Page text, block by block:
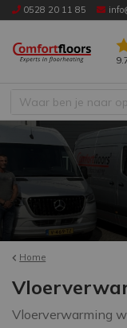
0528 20 11 85
Home
Vloerverwarming